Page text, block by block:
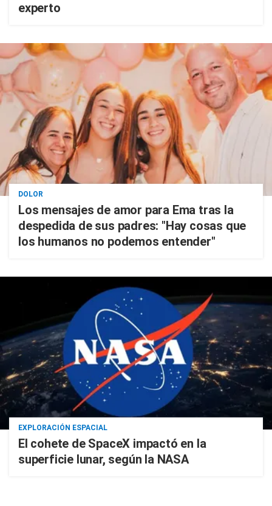
experto
DOLOR
Los mensajes de amor para Ema tras la
despedida de sus padres: "Hay cosas que
los humanos no podemos entender"
EXPLORACIÓN ESPACIAL
El cohete de SpaceX impactó en la
superficie lunar, según la NASA